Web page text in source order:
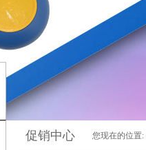
促销中心 您现在的位置: